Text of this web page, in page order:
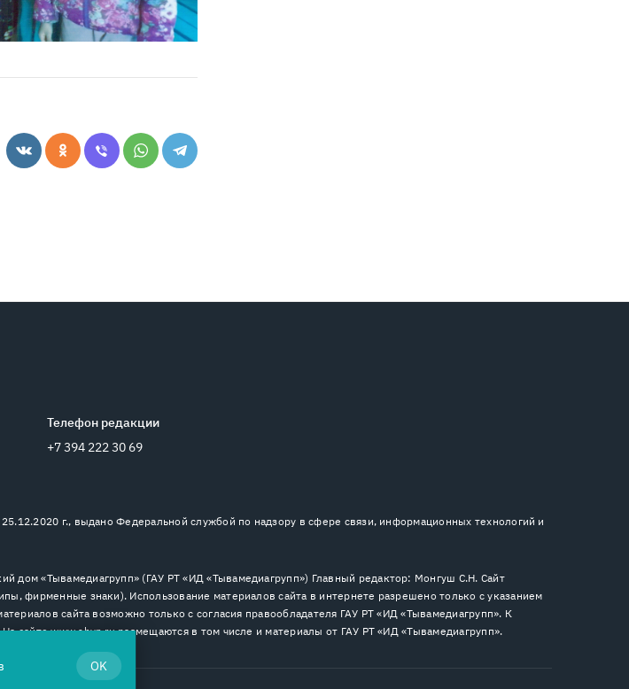
Телефон редакции
+7 394 222 30 69
г., выдано Федеральной службой по надзору в сфере связи, информационных технологий и
дом «Тывамедиагрупп» (ГАУ РТ «ИД «Тывамедиагрупп») Главный редактор: Монгуш С.Н. Сайт
фирменные знаки). Использование материалов сайта в интернете разрешено только с указанием
сайта возможно только с согласия правообладателя ГАУ РТ «ИД «Тывамедиагрупп». К
сайте www.shyn.ru размещаются в том числе и материалы от ГАУ РТ «ИД «Тывамедиагрупп».
OK